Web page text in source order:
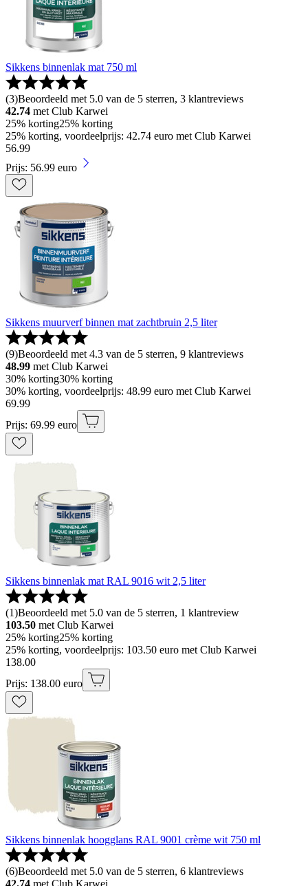
Sikkens binnenlak mat 750 ml
(3)Beoordeeld met 5.0 van de 5 sterren, 3 klantreviews
42.74 met Club Karwei
25% korting25% korting
25% korting, voordeelprijs: 42.74 euro met Club Karwei
56.99
Prijs: 56.99 euro
Sikkens muurverf binnen mat zachtbruin 2,5 liter
(9)Beoordeeld met 4.3 van de 5 sterren, 9 klantreviews
48.99 met Club Karwei
30% korting30% korting
30% korting, voordeelprijs: 48.99 euro met Club Karwei
69.99
Prijs: 69.99 euro
Sikkens binnenlak mat RAL 9016 wit 2,5 liter
(1)Beoordeeld met 5.0 van de 5 sterren, 1 klantreview
103.50 met Club Karwei
25% korting25% korting
25% korting, voordeelprijs: 103.50 euro met Club Karwei
138.00
Prijs: 138.00 euro
Sikkens binnenlak hoogglans RAL 9001 crème wit 750 ml
(6)Beoordeeld met 5.0 van de 5 sterren, 6 klantreviews